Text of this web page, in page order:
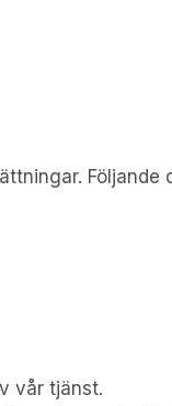
Följande
vår tjänst.